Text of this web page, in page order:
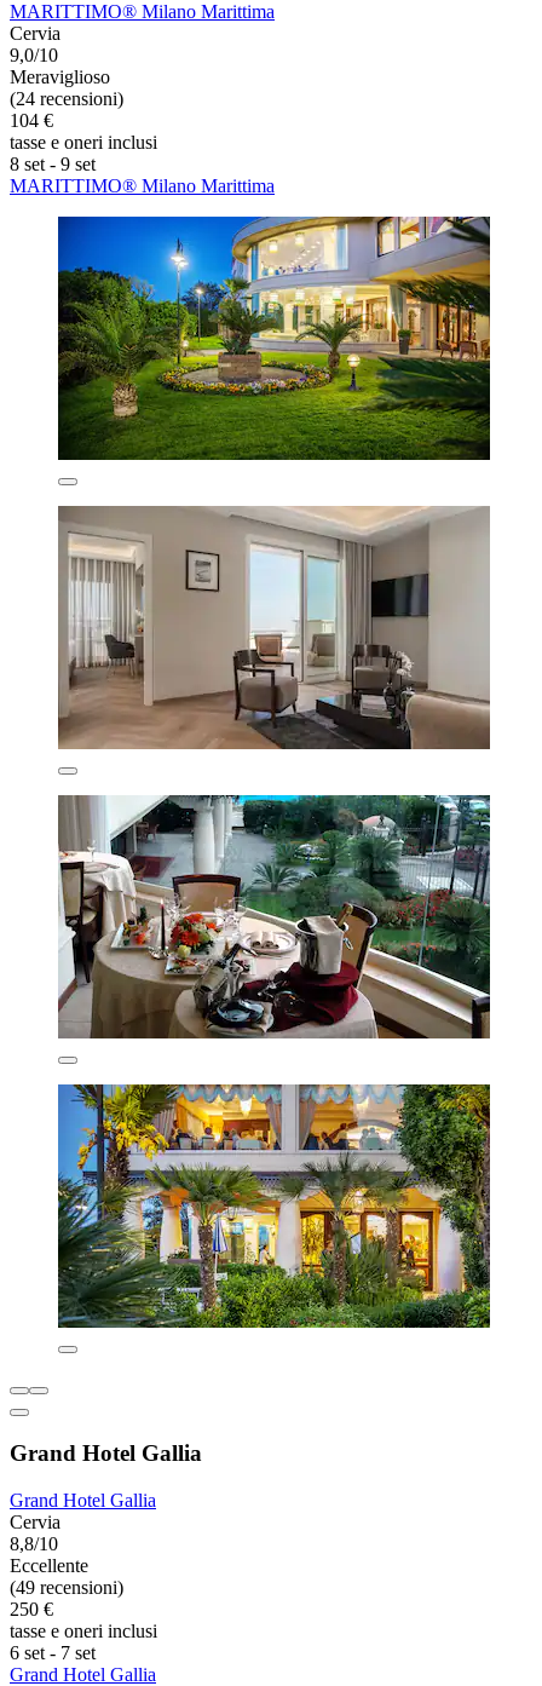
MARITTIMO® Milano Marittima
Cervia
9,0/10
Meraviglioso
(24 recensioni)
104 €
tasse e oneri inclusi
8 set - 9 set
MARITTIMO® Milano Marittima
Grand Hotel Gallia
Grand Hotel Gallia
Cervia
8,8/10
Eccellente
(49 recensioni)
250 €
tasse e oneri inclusi
6 set - 7 set
Grand Hotel Gallia